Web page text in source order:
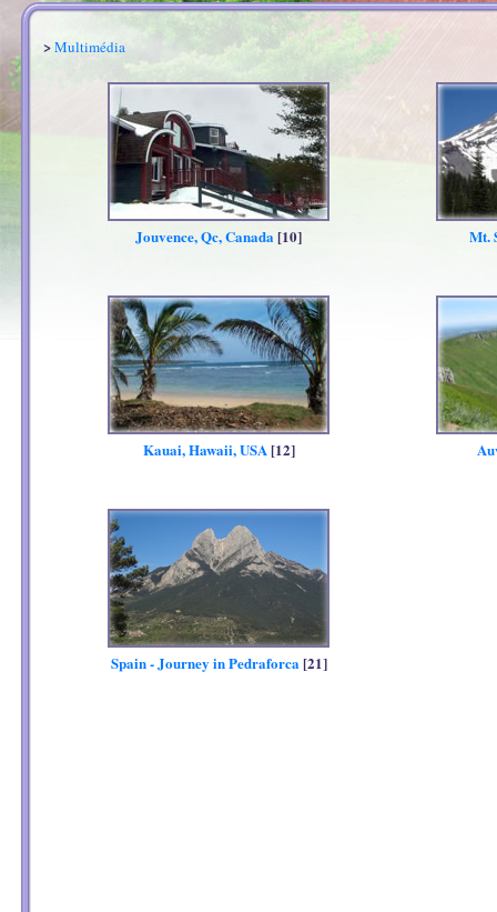
>Multimédia
Jouvence, Qc, Canada[10] Mt.
Kauai, Hawaii, USA[12]
Spain - Journey in Pedraforca[21]